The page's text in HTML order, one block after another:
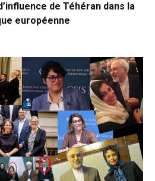
de Téhéran dans la
européenne